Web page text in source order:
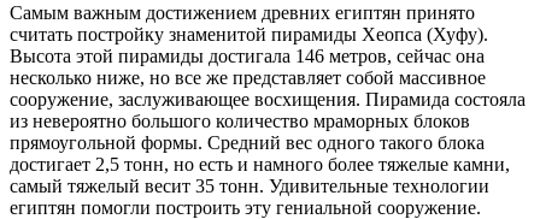
Самым важным достижением древних египтян принято
считать постройку знаменитой пирамиды Хеопса (Хуфу).
Высота этой пирамиды достигала 146 метров, сейчас она
несколько ниже, но все же представляет собой массивное
сооружение, заслуживающее восхищения. Пирамида состояла
из невероятно большого количество мраморных блоков
прямоугольной формы. Средний вес одного такого блока
достигает 2,5 тонн, но есть и намного более тяжелые камни,
самый тяжелый весит 35 тонн. Удивительные технологии
египтян помогли построить эту гениальной сооружение.